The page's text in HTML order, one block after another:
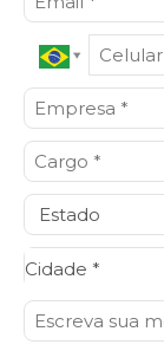
Cidade *
Cidade*